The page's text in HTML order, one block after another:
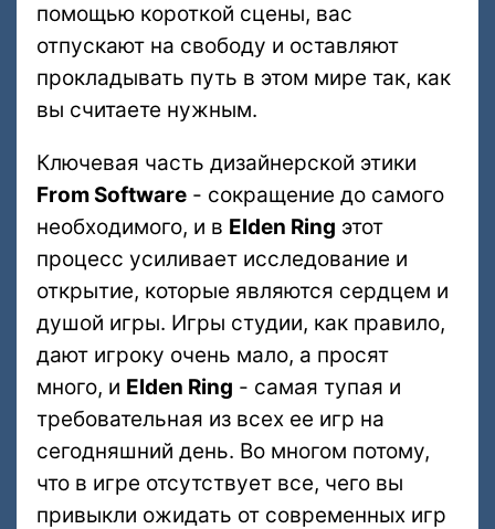
помощью короткой сцены, вас
отпускают на свободу и оставляют
прокладывать путь в этом мире так, как
вы считаете нужным.
Ключевая часть дизайнерской этики
From Software - сокращение до самого
необходимого, и в Elden Ring этот
процесс усиливает исследование и
открытие, которые являются сердцем и
душой игры. Игры студии, как правило,
дают игроку очень мало, а просят
много, и Elden Ring - самая тупая и
требовательная из всех ее игр на
сегодняшний день. Во многом потому,
что в игре отсутствует все, чего вы
привыкли ожидать от современных игр